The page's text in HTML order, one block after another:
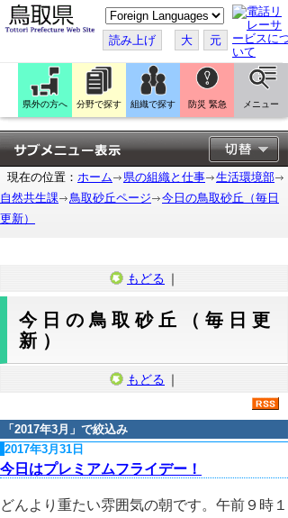
こ
の
ペ
ー
ジ
翻
訳
す
る
読み上げ 大 元
県外の方へ 分野で探す 組織で探す 防災 緊急 メニュー
現在の位置： ホーム 県の組織と仕事
生活環境部
自然共生課
鳥取砂丘ページ
今日の鳥取砂丘（毎日
更新）
もどる ｜
今日の鳥取砂丘（毎日更
新）
もどる ｜
「 2017年3月 」で絞込み
2017年3月31日
今日はプレミアムフライデー！
どんより重たい雰囲気の朝です。午前９時１